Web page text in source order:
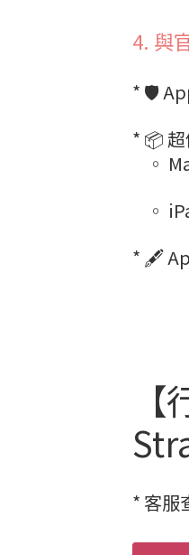
4. 與
* 🛡️
* 📦 超
◦
◦
* 🖋️
* 客服